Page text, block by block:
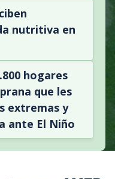
nutritiva en
hogares
que les
extremas y
ante El Niño